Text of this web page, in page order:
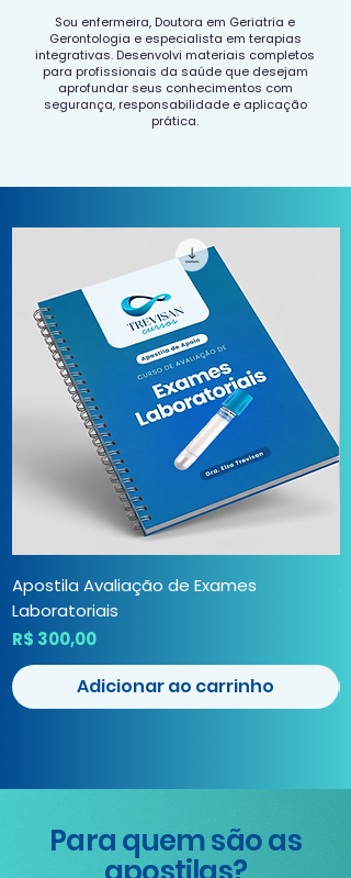
Sou enfermeira, Doutora em Geriatria e
Gerontologia e especialista em terapias
integrativas. Desenvolvi materiais completos
para profissionais da saúde que desejam
aprofundar seus conhecimentos com
segurança, responsabilidade e aplicação
prática.
Apostila Avaliação de Exames
Laboratoriais
Preço
R$ 300,00
Adicionar ao carrinho
Para quem são as